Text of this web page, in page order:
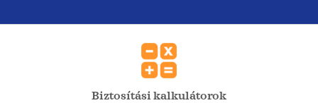
Biztosítási kalkulátorok